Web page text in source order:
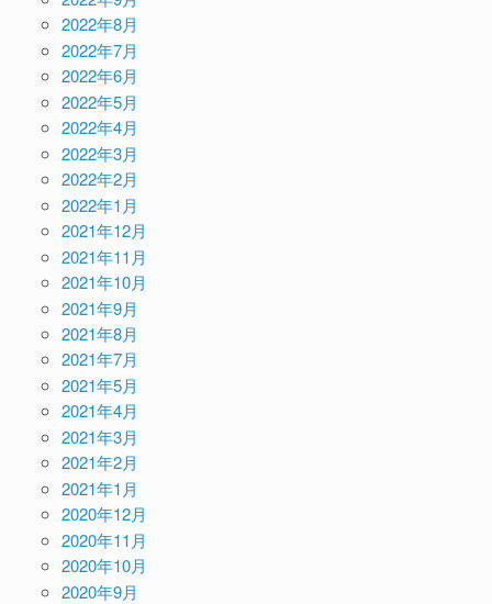
2022年8月
2022年7月
2022年6月
2022年5月
2022年4月
2022年3月
2022年2月
2022年1月
2021年12月
2021年11月
2021年10月
2021年9月
2021年8月
2021年7月
2021年5月
2021年4月
2021年3月
2021年2月
2021年1月
2020年12月
2020年11月
2020年10月
2020年9月